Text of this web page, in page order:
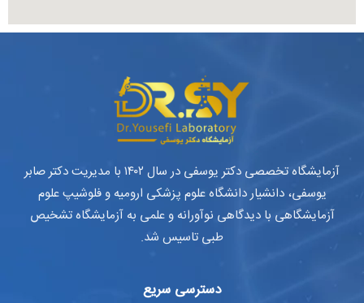
آزمایشگاه تخصصی دکتر یوسفی در سال ۱۴۰۲ با مدیریت دکتر صابر
یوسفی، دانشیار دانشگاه علوم پزشکی ارومیه و فلوشیپ علوم
آزمایشگاهی با دیدگاهی نوآورانه و علمی به آزمایشگاه تشخیص
طبی تاسیس شد.
دسترسی سریع